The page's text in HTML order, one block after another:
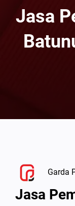
Jasa
Garda
Jasa